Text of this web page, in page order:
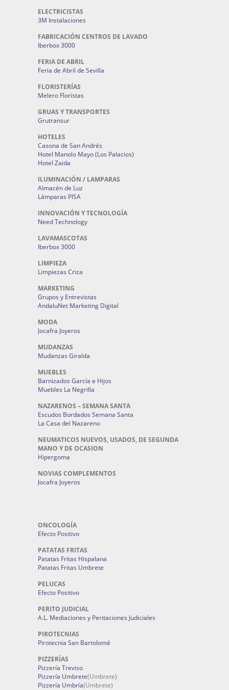
ELECTRICISTAS
3M Instalaciones
FABRICACIÓN CENTROS DE LAVADO
Iberbox 3000
FERIA DE ABRIL
Feria de Abril de Sevilla
FLORISTERÍAS
Melero Floristas
GRUAS Y TRANSPORTES
Grutransur
HOTELES
Casona de San Andrés
Hotel Manolo Mayo (Los Palacios)
Hotel Zaida
ILUMINACIÓN / LAMPARAS
Almacén de Luz
Lámparas PISA
INNOVACIÓN Y TECNOLOGÍA
Need Technology
LAVAMASCOTAS
Iberbox 3000
LIMPIEZA
Limpiezas Criza
MARKETING
Grupos y Entrevistas
AndaluNet Marketing Digital
MODA
Jocafra Joyeros
MUDANZAS
Mudanzas Giralda
MUEBLES
Barnizados García e Hijos
Muebles La Negrilla
NAZARENOS – SEMANA SANTA
Escudos Bordados Semana Santa
La Casa del Nazareno
NEUMATICOS NUEVOS, USADOS, DE SEGUNDA
MANO Y DE OCASION
Hipergoma
NOVIAS COMPLEMENTOS
Jocafra Joyeros
ONCOLOGÍA
Efecto Positivo
PATATAS FRITAS
Patatas Fritas Hispalana
Patatas Fritas Umbrete
PELUCAS
Efecto Positivo
PERITO JUDICIAL
A.L. Mediaciones y Peritaciones Judiciales
PIROTECNIAS
Pirotecnia San Bartolomé
PIZZERÍAS
Pizzería Treviso
Pizzería Umbrete(Umbrete)
Pizzería Umbría(Umbrete)